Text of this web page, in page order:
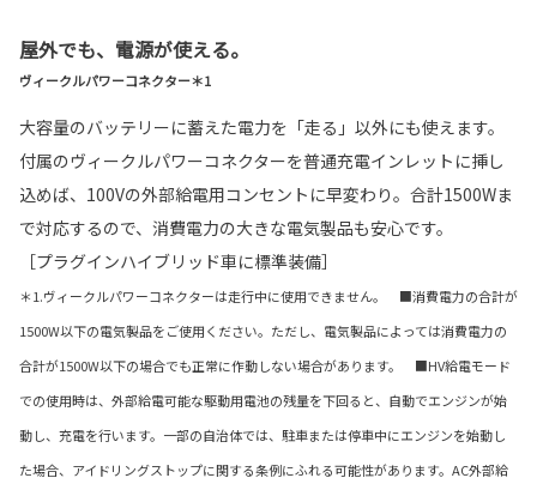
屋外でも、電源が使える。
ヴィークルパワーコネクター＊1
大容量のバッテリーに蓄えた電力を「走る」以外にも使えます。
付属のヴィークルパワーコネクターを普通充電インレットに挿し
込めば、100Vの外部給電用コンセントに早変わり。合計1500Wま
で対応するので、消費電力の大きな電気製品も安心です。
［プラグインハイブリッド車に標準装備］
＊1.ヴィークルパワーコネクターは走行中に使用できません。 ■消費電力の合計が
1500W以下の電気製品をご使用ください。ただし、電気製品によっては消費電力の
合計が1500W以下の場合でも正常に作動しない場合があります。 ■HV給電モード
での使用時は、外部給電可能な駆動用電池の残量を下回ると、自動でエンジンが始
動し、充電を行います。一部の自治体では、駐車または停車中にエンジンを始動し
た場合、アイドリングストップに関する条例にふれる可能性があります。AC外部給